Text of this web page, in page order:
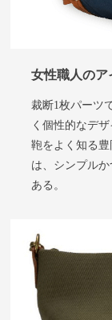
女性職人のア
裁断1枚パーツ
く個性的なデザ
鞄をよく知る
は、シンプル
ある。